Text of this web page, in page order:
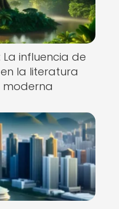
influencia de
la literatura